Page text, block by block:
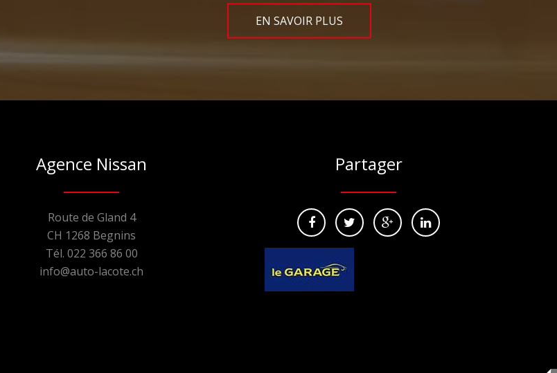
EN SAVOIR PLUS
Agence Nissan
Route de Gland 4
CH 1268 Begnins
Tél. 022 366 86 00
info@auto-lacote.ch
Partager